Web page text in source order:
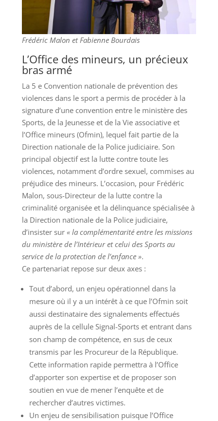
Frédéric Malon et Fabienne Bourdais
L’Office des mineurs, un précieux
bras armé
La 5 e Convention nationale de prévention des
violences dans le sport a permis de procéder à la
signature d’une convention entre le ministère des
Sports, de la Jeunesse et de la Vie associative et
l’Office mineurs (Ofmin), lequel fait partie de la
Direction nationale de la Police judiciaire. Son
principal objectif est la lutte contre toute les
violences, notamment d’ordre sexuel, commises au
préjudice des mineurs. L’occasion, pour Frédéric
Malon, sous-Directeur de la lutte contre la
criminalité organisée et la délinquance spécialisée à
la Direction nationale de la Police judiciaire,
d’insister sur « la complémentarité entre les missions
du ministère de l’Intérieur et celui des Sports au
service de la protection de l’enfance ».
Ce partenariat repose sur deux axes :
Tout d’abord, un enjeu opérationnel dans la
mesure où il y a un intérêt à ce que l’Ofmin soit
aussi destinataire des signalements effectués
auprès de la cellule Signal-Sports et entrant dans
son champ de compétence, en sus de ceux
transmis par les Procureur de la République.
Cette information rapide permettra à l’Office
d’apporter son expertise et de proposer son
soutien en vue de mener l’enquête et de
rechercher d’autres victimes.
Un enjeu de sensibilisation puisque l’Office